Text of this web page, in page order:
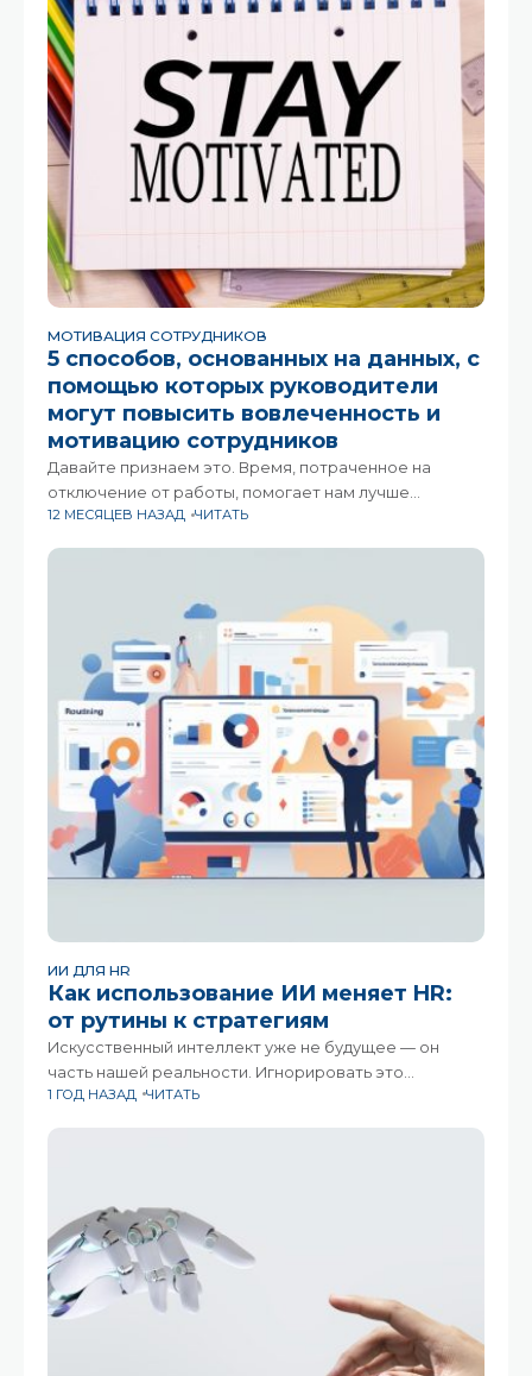
МОТИВАЦИЯ СОТРУДНИКОВ
5 способов, основанных на данных, с
помощью которых руководители
могут повысить вовлеченность и
мотивацию сотрудников
Давайте признаем это. Время, потраченное на
отключение от работы, помогает нам лучше
разделять границы между работой и личной жизнью
12 МЕСЯЦЕВ НАЗАД ЧИТАТЬ
ИИ ДЛЯ HR
Как использование ИИ меняет HR:
от рутины к стратегиям
Искусственный интеллект уже не будущее — он
часть нашей реальности. Игнорировать это
бессмысленно. Мир меняется, и выигрывают те, кто
1 ГОД НАЗАД ЧИТАТЬ